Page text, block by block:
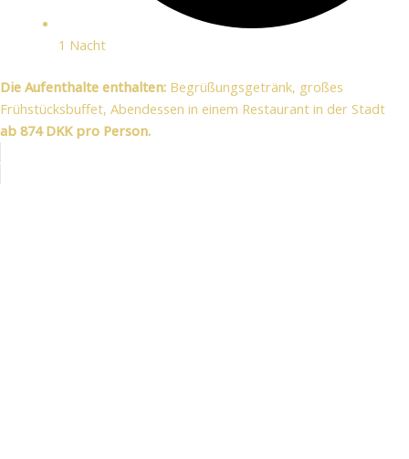
1 Nacht
Die Aufenthalte enthalten: Begrüßungsgetränk, großes
Frühstücksbuffet, Abendessen in einem Restaurant in der Stadt
ab 874 DKK pro Person.